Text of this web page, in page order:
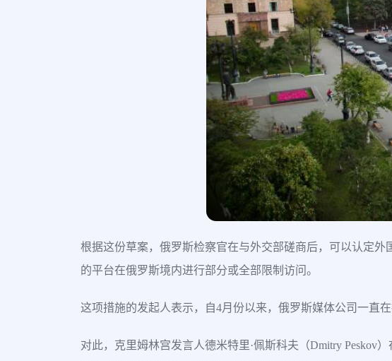
根据这份草案，俄罗斯检察官在与外交部磋商后，可以认定
的平台在俄罗斯境内进行部分或全部限制访问。
这项措施的发起人表示，自4月份以来，俄罗斯媒体公司一直在
对此，克里姆林宫发言人德米特里·佩斯科夫（Dmitry Peskov